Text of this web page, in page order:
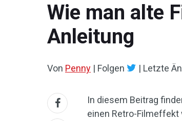
Wie man alte
Anleitung
Von Penny | Folgen | Letzte
In diesem Beitrag
einen Retro-Filmeffekt